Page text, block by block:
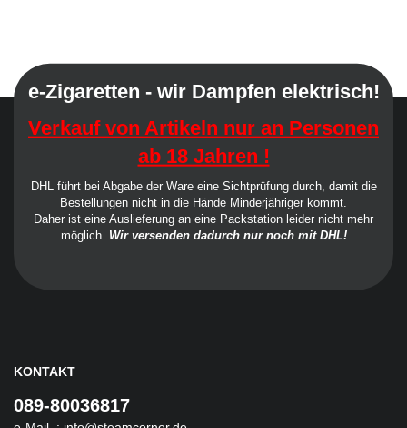
e-Zigaretten - wir Dampfen elektrisch!
Verkauf von Artikeln nur an Personen
ab 18 Jahren !
DHL führt bei Abgabe der Ware eine Sichtprüfung durch, damit die
Bestellungen nicht in die Hände Minderjähriger kommt.
Daher ist eine Auslieferung an eine Packstation leider nicht mehr
möglich. Wir versenden dadurch nur noch mit DHL!
KONTAKT
089-80036817